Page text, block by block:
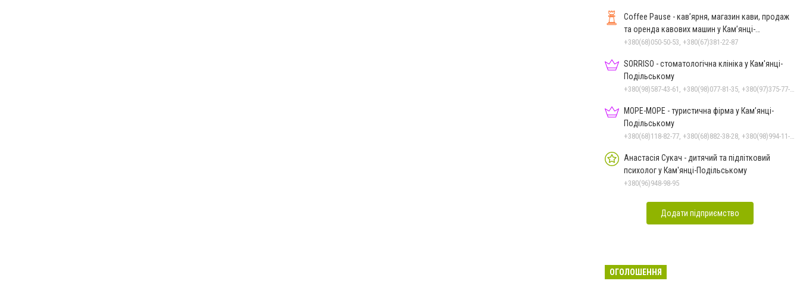
Coffee Pause - кав’ярня, магазин кави, продаж
та оренда кавових машин у Кам’янці-
Подільському
+380(68)050-50-53, +380(67)381-22-87
SORRISO - стоматологічна клініка у Кам'янці-
Подільському
+380(98)587-43-61, +380(98)077-81-35, +380(97)375-77-72, +380(97)982-31-07
МОРЕ-МОРЕ - туристична фірма у Кам’янці-
Подільському
+380(68)118-82-77, +380(68)882-38-28, +380(98)994-11-24
Анастасія Сукач - дитячий та підлітковий
психолог у Кам'янці-Подільському
+380(96)948-98-95
Додати підприємство
ОГОЛОШЕННЯ